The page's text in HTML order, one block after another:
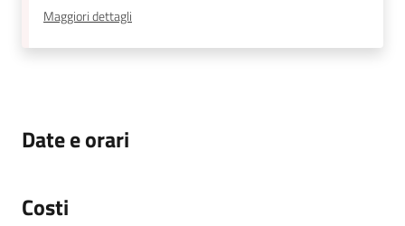
Maggiori dettagli
Date e orari
Costi